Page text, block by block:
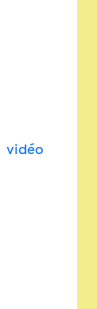
vidéo